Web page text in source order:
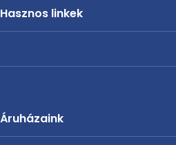
Hasznos linkek
Áruházaink